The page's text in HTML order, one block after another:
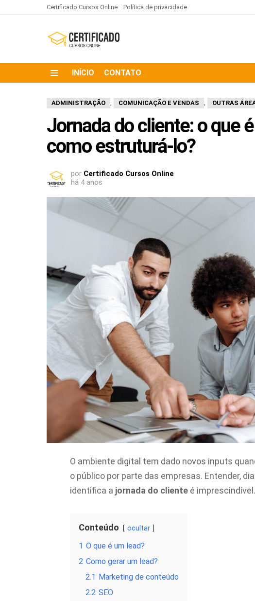
Certificado Cursos Online Política de privacidade
INÍCIO CONTATO
ADMINISTRAÇÃO , COMUNICAÇÃO E VENDAS , OUTRAS
Jornada do cliente: o que
como estruturá-lo?
por Certificado Cursos Online
há 4 anos
O ambiente digital tem dado novos inputs
o público por parte das empresas. Entender,
identifica a jornada do cliente é imprescindível.
Conteúdo ocultar
1 O que é um lead?
2 Como gerar um lead?
2.1 Marketing de conteúdo
2.2 SEO